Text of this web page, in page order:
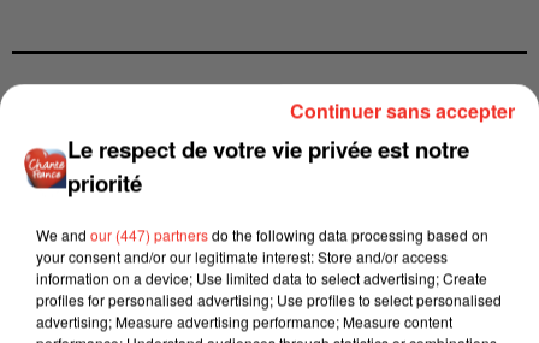
Le respect de votre vie privée est notre
priorité
We and our (447) partnersdo the following data processing based on
your consent and/or our legitimate interest: Store and/or access
information on a device; Use limited data to select advertising; Create
profiles for personalised advertising; Use profiles to select personalised
advertising; Measure advertising performance; Measure content
Continuer sans accepter